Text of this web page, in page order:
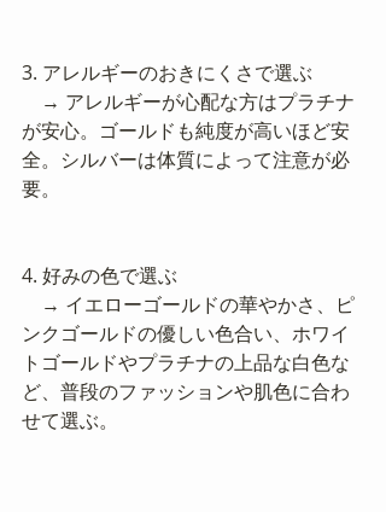
3. アレルギーのおきにくさで選ぶ
→ アレルギーが心配な方はプラチナ
が安心。ゴールドも純度が高いほど安
全。シルバーは体質によって注意が必
要。
4. 好みの色で選ぶ
→ イエローゴールドの華やかさ、ピ
ンクゴールドの優しい色合い、ホワイ
トゴールドやプラチナの上品な白色な
ど、普段のファッションや肌色に合わ
せて選ぶ。